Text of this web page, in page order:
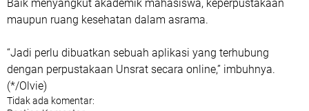
Baik menyangkut akademik mahasiswa, keperpustakaan
maupun ruang kesehatan dalam asrama.
“Jadi perlu dibuatkan sebuah aplikasi yang terhubung
dengan perpustakaan Unsrat secara online,” imbuhnya.
(*/Olvie)
Tidak ada komentar: